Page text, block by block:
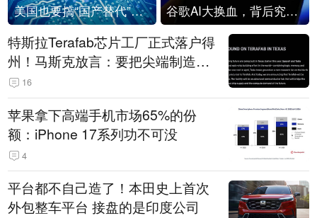
美国也要搞“国产替代”？先算清三笔账 谷歌AI大换血，背后究竟发生了什么？
特斯拉Terafab芯片工厂正式落户得
州！马斯克放言：要把尖端制造带
回美国
16
苹果拿下高端手机市场65%的份
额：iPhone 17系列功不可没
4
平台都不自己造了！本田史上首次
外包整车平台 接盘的是印度公司